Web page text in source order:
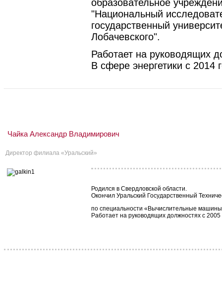
образовательное
"Национальный
государственный
Лобачевского".
Работает на руководящих
В сфере энергетики с 2014
Чайка Александр Владимирович
Директор филиала «Уральский»
Родился в Свердловской области.
Окончил Уральский Государственный
по специальности «Вычислительные
Работает на руководящих должностях с 2005